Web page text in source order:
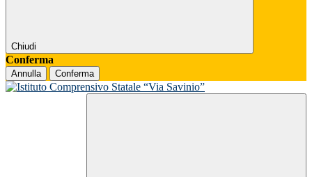
Chiudi
Conferma
Annulla Conferma